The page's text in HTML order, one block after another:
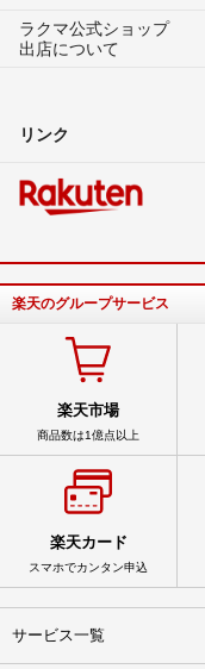
ラクマ公式ショップ
出店について
リンク
楽天のグループサービス
楽天市場
商品数は1億点以上
楽天カード
スマホでカンタン申込
サービス一覧